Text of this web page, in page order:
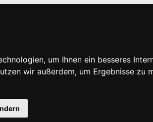
um Ihnen ein besseres
wir außerdem, um Ergebnisse